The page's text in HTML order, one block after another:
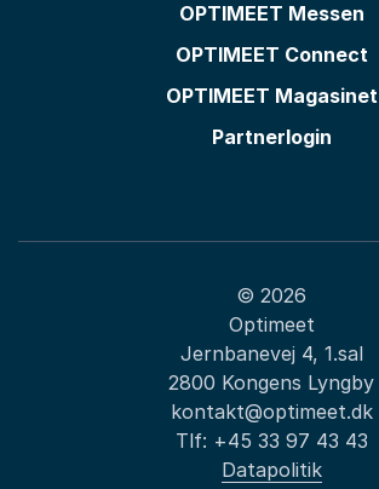
OPTIMEET Messen
OPTIMEET Connect
OPTIMEET Magasinet
Partnerlogin
© 2026
Optimeet
Jernbanevej 4, 1.sal
2800 Kongens Lyngby
kontakt@optimeet.dk
Tlf: +45 33 97 43 43
Datapolitik